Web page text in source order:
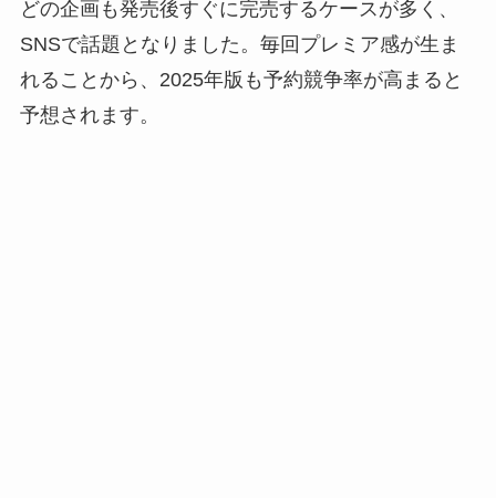
どの企画も発売後すぐに完売するケースが多く、
SNSで話題となりました。毎回プレミア感が生ま
れることから、2025年版も予約競争率が高まると
予想されます。